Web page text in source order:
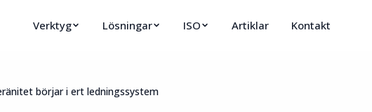
Verktyg Lösningar ISO Artiklar Kontakt
börjar i ert ledningssystem